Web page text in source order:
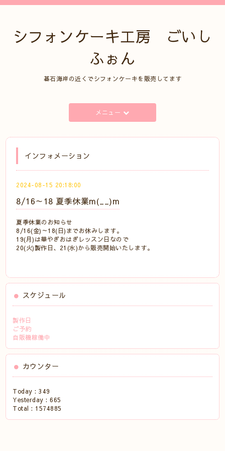
シフォンケーキ工房 ごいし
ふぉん
碁石海岸の近くでシフォンケーキを販売してます
メニュー
インフォメーション
2024-08-15 20:18:00
8/16～18 夏季休業m(__)m
夏季休業のお知らせ
8/16(金)～18(日)までお休みします。
19(月)は華やぎおはぎレッスン日なので
20(火)製作日、21(水)から販売開始いたします。
スケジュール
製作日
ご予約
自販機稼働中
カウンター
Today :349
Yesterday :665
Total : 1574885